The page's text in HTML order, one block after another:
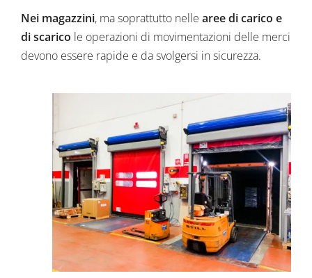
Nei magazzini, ma soprattutto nelle aree di carico e
di scarico le operazioni di movimentazioni delle merci
devono essere rapide e da svolgersi in sicurezza.